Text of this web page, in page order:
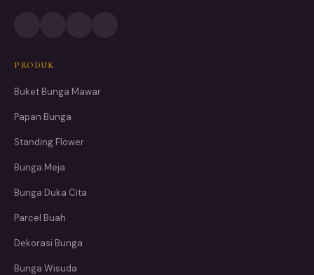
PRODUK
Buket Bunga Mawar
Papan Bunga
Standing Flower
Bunga Meja
Bunga Duka Cita
Parcel Buah
Dekorasi Bunga
Bunga Wisuda